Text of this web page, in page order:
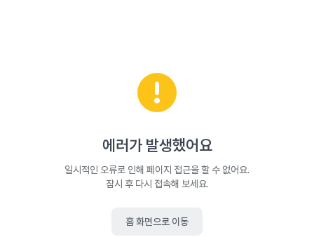
에러가 발생했어요
일시적인 오류로 인해 페이지 접근을 할 수 없어요.
잠시 후 다시 접속해 보세요.
홈 화면으로 이동